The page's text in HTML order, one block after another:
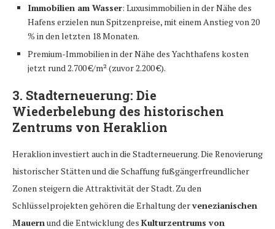
Immobilien am Wasser: Luxusimmobilien in der Nähe des
Hafens erzielen nun Spitzenpreise, mit einem Anstieg von 20
% in den letzten 18 Monaten.
Premium-Immobilien in der Nähe des Yachthafens kosten
jetzt rund 2.700 €/m² (zuvor 2.200 €).
3. Stadterneuerung: Die
Wiederbelebung des historischen
Zentrums von Heraklion
Heraklion investiert auch in die Stadterneuerung. Die Renovierung
historischer Stätten und die Schaffung fußgängerfreundlicher
Zonen steigern die Attraktivität der Stadt. Zu den
Schlüsselprojekten gehören die Erhaltung dervenezianischen
Mauernund die Entwicklung des Kulturzentrums von